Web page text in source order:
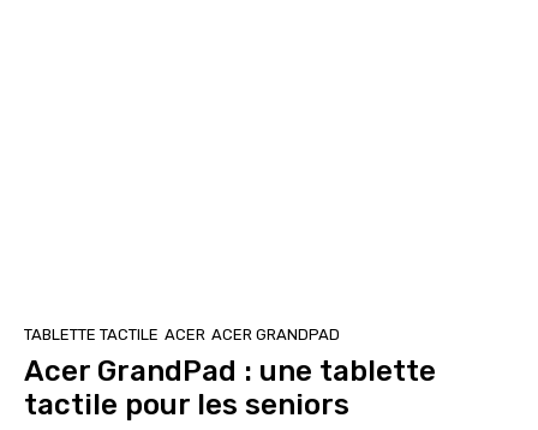
TABLETTE TACTILE ACER ACER GRANDPAD
Acer GrandPad : une tablette
tactile pour les seniors